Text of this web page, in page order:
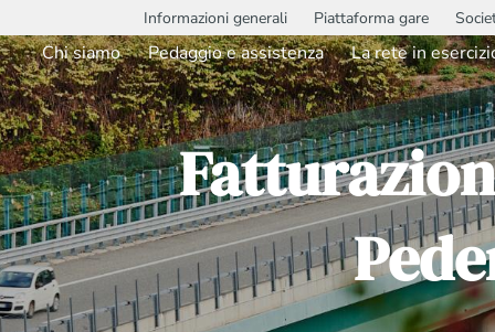
Informazioni generali Piattaforma gare
Chi siamo Pedaggio e assistenza La rete in